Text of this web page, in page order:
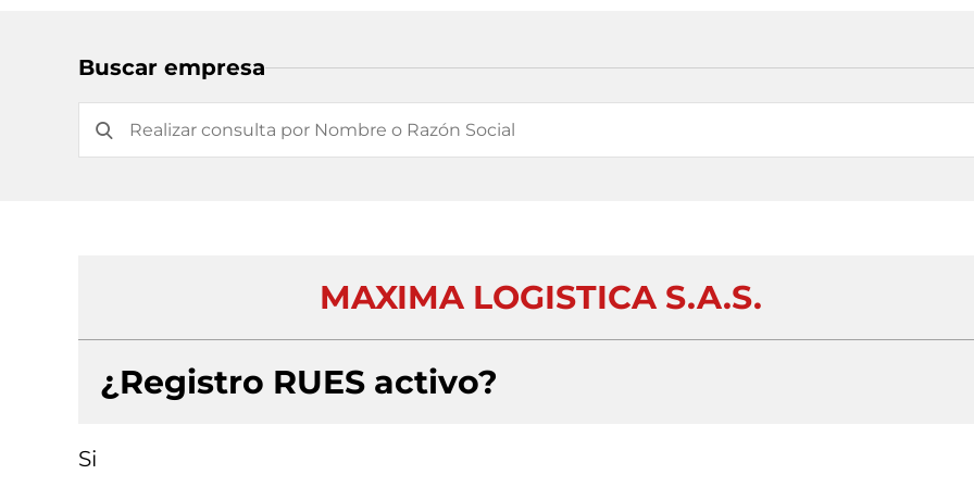
Buscar empresa
MAXIMA LOGISTICA S.A.S.
¿Registro RUES activo?
Si